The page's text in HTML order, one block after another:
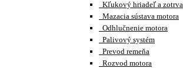
Kľukový hriadeľ a
Mazacia sústava motora
Odhlučnenie motora
Palivový systém
Prevod remeňa
Rozvod motora